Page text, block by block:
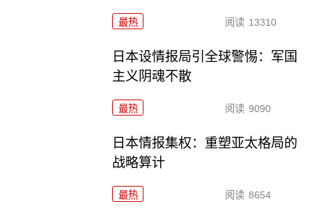
最热 阅读 13310
日本设情报局引全球警惕：军国
主义阴魂不散
最热 阅读 9090
日本情报集权：重塑亚太格局的
战略算计
最热 阅读 8654